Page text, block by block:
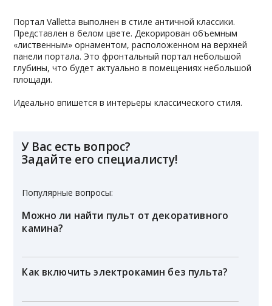
Портал Valletta выполнен в стиле античной классики.
Представлен в белом цвете. Декорирован объемным
«лиственным» орнаментом, расположенном на верхней
панели портала. Это фронтальный портал небольшой
глубины, что будет актуально в помещениях небольшой
площади.
Идеально впишется в интерьеры классического стиля.
У Вас есть вопрос?
Задайте его специалисту!
Популярные вопросы:
Можно ли найти пульт от декоративного
камина?
Как включить электрокамин без пульта?